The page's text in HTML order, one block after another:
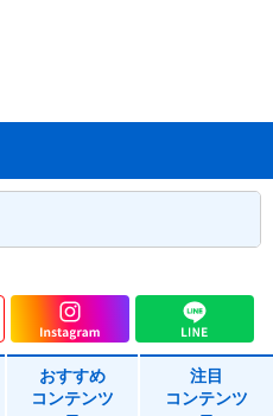
大村市
雲仙市
おすすめ
コンテンツ
注目
コンテンツ